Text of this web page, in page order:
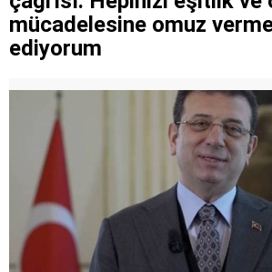
mücadelesine omuz
ediyorum